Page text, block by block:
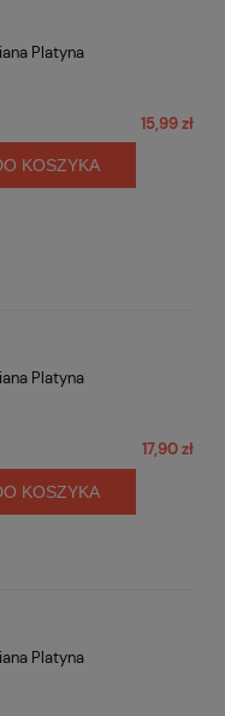
Platyna
15,99 zł
KOSZYKA
Platyna
17,90 zł
KOSZYKA
Platyna